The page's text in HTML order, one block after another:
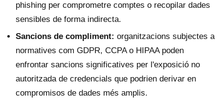
phishing per comprometre comptes o recopilar dades
sensibles de forma indirecta.
Sancions de compliment: organitzacions subjectes a
normatives com GDPR, CCPA o HIPAA poden
enfrontar sancions significatives per l'exposició no
autoritzada de credencials que podrien derivar en
compromisos de dades més amplis.